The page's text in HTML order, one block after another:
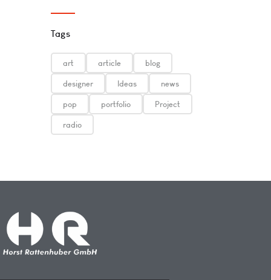
Tags
art article blog
designer Ideas news
pop portfolio Project
radio